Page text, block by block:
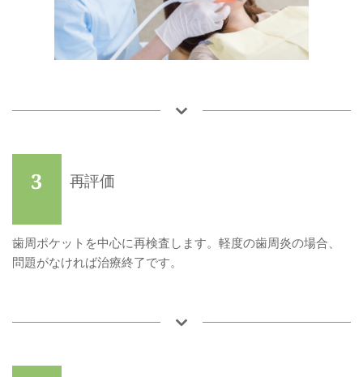
3 再評価
歯周ポケットを中心に再検査します。軽度の歯周炎の場合、
問題がなければ治療終了です。